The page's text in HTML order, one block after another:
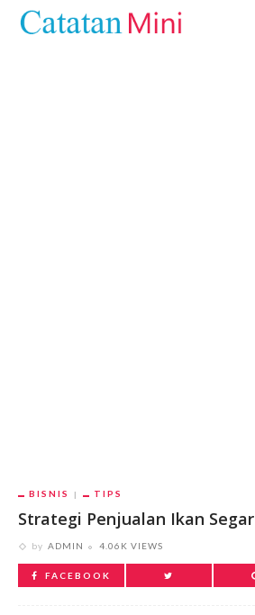
BISNIS TIPS
Strategi Penjualan Ikan Segar
by ADMIN 4.06K VIEWS
FACEBOOK